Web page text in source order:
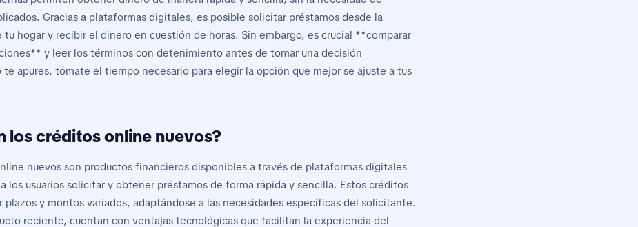
Gracias a plataformas digitales, es posible solicitar préstamos desde la
tu hogar y recibir el dinero en cuestión de horas. Sin embargo, es crucial **comparar
y leer los términos con detenimiento antes de tomar una decisión
apures, tómate el tiempo necesario para elegir la opción que mejor se ajuste a tus
los créditos online nuevos?
nuevos son productos financieros disponibles a través de plataformas digitales
los usuarios solicitar y obtener préstamos de forma rápida y sencilla. Estos créditos
plazos y montos variados, adaptándose a las necesidades específicas del solicitante.
reciente, cuentan con ventajas tecnológicas que facilitan la experiencia del